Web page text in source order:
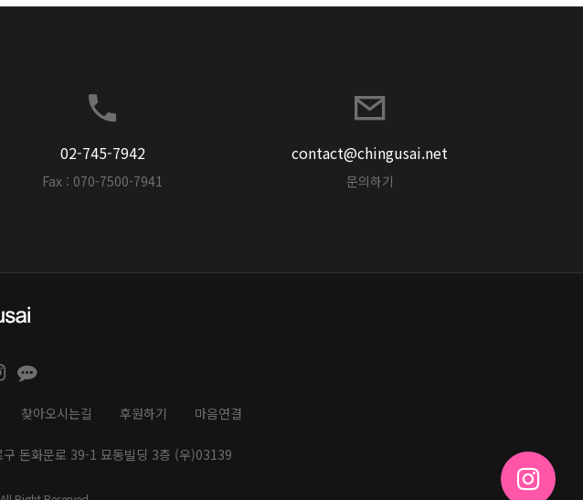
02-745-7942
Fax : 070-7500-7941
contact@chingusai.net
문의하기
찾아오시는길 후원하기 마음연결
돈화문로 39-1 묘동빌딩 3층 (우)03139